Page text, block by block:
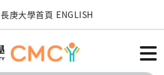
長庚大學首頁 ENGLISH